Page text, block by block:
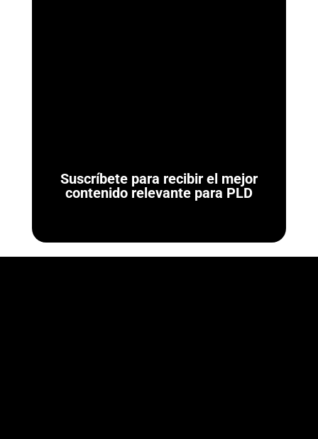
Suscríbete para recibir el mejor
contenido relevante para PLD